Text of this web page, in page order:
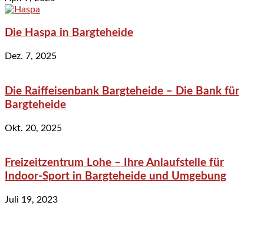
Die Haspa in Bargteheide
Dez. 7, 2025
Die Raiffeisenbank Bargteheide – Die Bank für
Bargteheide
Okt. 20, 2025
Freizeitzentrum Lohe – Ihre Anlaufstelle für
Indoor-Sport in Bargteheide und Umgebung
Juli 19, 2023